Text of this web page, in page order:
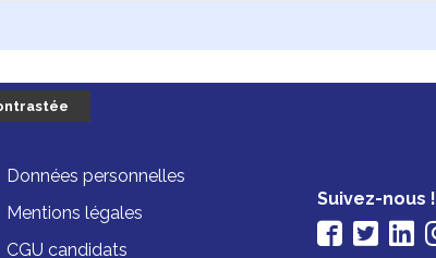
Données personnelles
Mentions légales
CGU candidats
Suivez-nous !